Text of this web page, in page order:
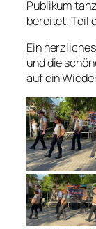
Publikum
bereitet, Teil
Ein
und die
auf ein